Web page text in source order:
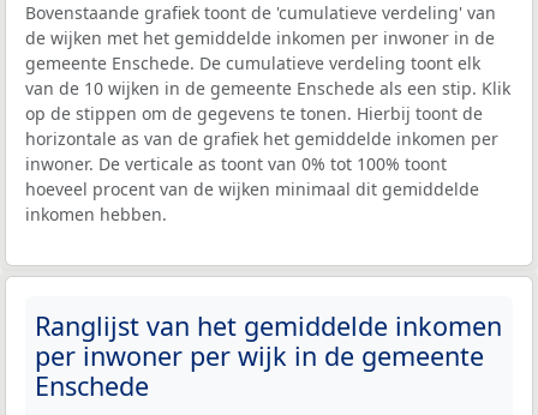
Bovenstaande grafiek toont de 'cumulatieve verdeling' van
de wijken met het gemiddelde inkomen per inwoner in de
gemeente Enschede. De cumulatieve verdeling toont elk
van de 10 wijken in de gemeente Enschede als een stip. Klik
op de stippen om de gegevens te tonen. Hierbij toont de
horizontale as van de grafiek het gemiddelde inkomen per
inwoner. De verticale as toont van 0% tot 100% toont
hoeveel procent van de wijken minimaal dit gemiddelde
inkomen hebben.
Ranglijst van het gemiddelde inkomen
per inwoner per wijk in de gemeente
Enschede